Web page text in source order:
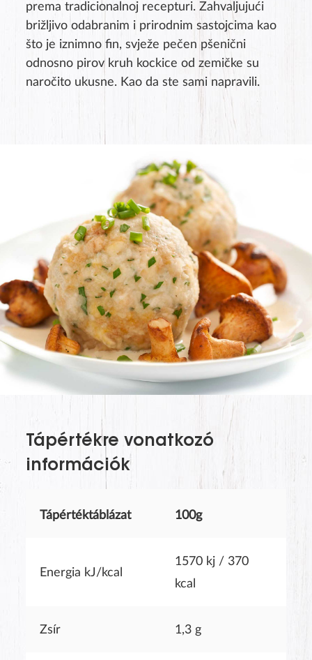
prema tradicionalnoj recepturi. Zahvaljujući
brižljivo odabranim i prirodnim sastojcima kao
što je iznimno fin, svježe pečen pšenični
odnosno pirov kruh kockice od zemičke su
naročito ukusne. Kao da ste sami napravili.
Tápértékre vonatkozó
információk
Tápértéktáblázat 100g
Energia kJ/kcal
1570 kj / 370
kcal
Zsír 1,3 g
Product rating
The last name will not be visible on the website!